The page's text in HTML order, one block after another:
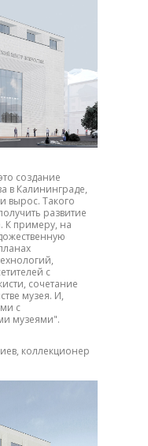
создание
в Калининграде,
вырос. Такого
развитие
К примеру, на
с
сочетание
музея. И,
с
музеями".
коллекционер